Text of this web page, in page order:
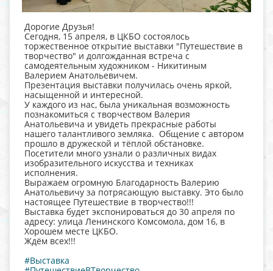
Дорогие Друзья!
Сегодня, 15 апреля, в ЦКБО состоялось
торжественное открытие выставки "Путешествие в
творчество" и долгожданная встреча с
самодеятельным художником - Никитиным
Валерием Анатольевичем.
Презентация выставки получилась очень яркой,
насыщенной и интересной.
У каждого из нас, была уникальная возможность
познакомиться с творчеством Валерия
Анатольевича и увидеть прекрасные работы
нашего талантливого земляка. Общение с автором
прошло в дружеской и тёплой обстановке.
Посетители много узнали о различных видах
изобразительного искусства и техниках
исполнения.
Выражаем огромную Благодарность Валерию
Анатольевичу за потрясающую выставку. Это было
настоящее Путешествие в творчество!!!
Выставка будет экспонироваться до 30 апреля по
адресу: улица Ленинского Комсомола, дом 16, в
Хорошем месте ЦКБО.
Ждём всех!!!
#Выставка